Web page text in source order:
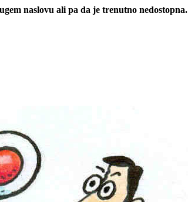
naslovu ali pa da je trenutno nedostopna.